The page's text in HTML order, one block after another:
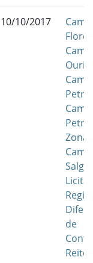
10/10/2017
Zona
de